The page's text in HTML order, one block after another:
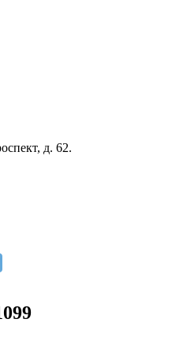
д. 62.